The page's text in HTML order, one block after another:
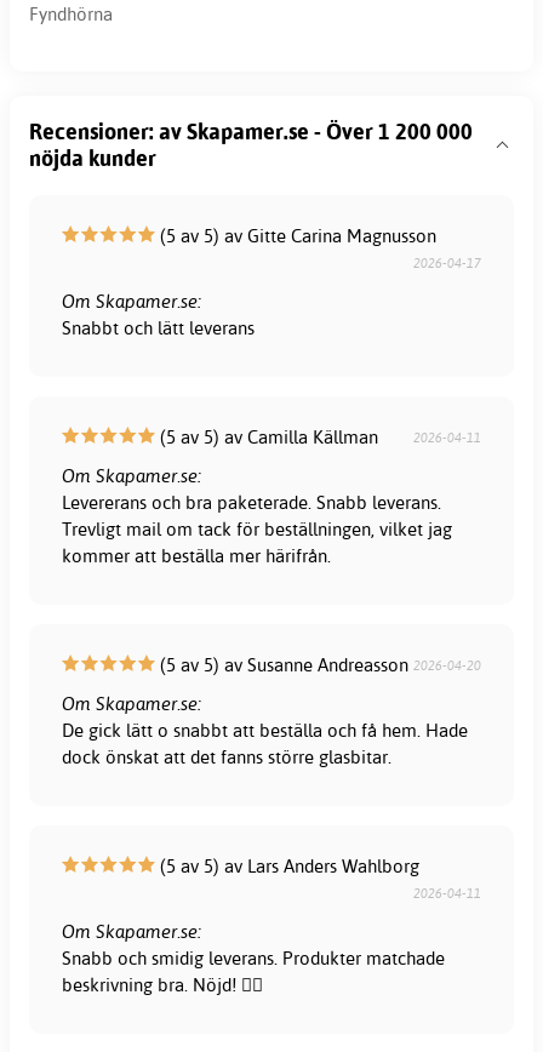
Fyndhörna
Recensioner: av Skapamer.se - Över 1 200 000
nöjda kunder
(5 av 5) av Gitte Carina Magnusson
2026-04-17
Om Skapamer.se:
Snabbt och lätt leverans
(5 av 5) av Camilla Källman 2026-04-11
Om Skapamer.se:
Levererans och bra paketerade. Snabb leverans.
Trevligt mail om tack för beställningen, vilket jag
kommer att beställa mer härifrån.
(5 av 5) av Susanne Andreasson 2026-04-20
Om Skapamer.se:
De gick lätt o snabbt att beställa och få hem. Hade
dock önskat att det fanns större glasbitar.
(5 av 5) av Lars Anders Wahlborg
2026-04-11
Om Skapamer.se:
Snabb och smidig leverans. Produkter matchade
beskrivning bra. Nöjd! 👍🏻